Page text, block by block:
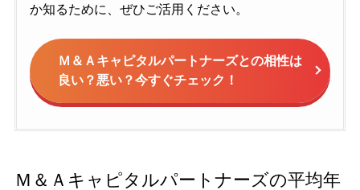
か知るために、ぜひご活用ください。
Ｍ＆Ａキャピタルパートナーズとの相性は
良い？悪い？今すぐチェック！
Ｍ＆Ａキャピタルパートナーズの平均年